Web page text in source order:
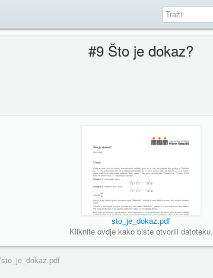
#9 Što je dokaz?
sto_je_dokaz.pdf
Kliknite ovdje kako biste otvorili datoteku.